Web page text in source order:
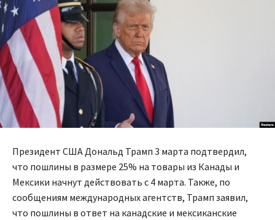
Президент США Дональд Трамп 3 марта подтвердил,
что пошлины в размере 25% на товары из Канады и
Мексики начнут действовать с 4 марта. Также, по
сообщениям международных агентств, Трамп заявил,
что пошлины в ответ на канадские и мексиканские